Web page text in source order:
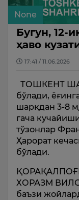
None
Бугун, 12-
ҳаво
17:41 / 11.06.2026
ТОШКЕНТ
бўлади,
шарқдан 3-8
гача
тўзонлар
Ҳарорат
бўлади.
ХОРАЗМ
баъзи